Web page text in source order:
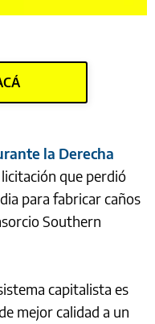
la Derecha
que perdió
para fabricar caños
Southern
capitalista es
mejor calidad a un